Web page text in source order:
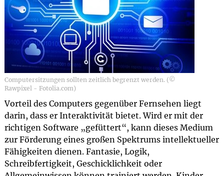
Computersitzungen sollten zeitlich begrenzt werden. (©
Rawpixel - Fotolia.com)
Vorteil des Computers gegenüber Fernsehen liegt
darin, dass er Interaktivität bietet. Wird er mit der
richtigen Software „gefüttert“, kann dieses Medium
zur Förderung eines großen Spektrums intellektueller
Fähigkeiten dienen. Fantasie, Logik,
Schreibfertigkeit, Geschicklichkeit oder